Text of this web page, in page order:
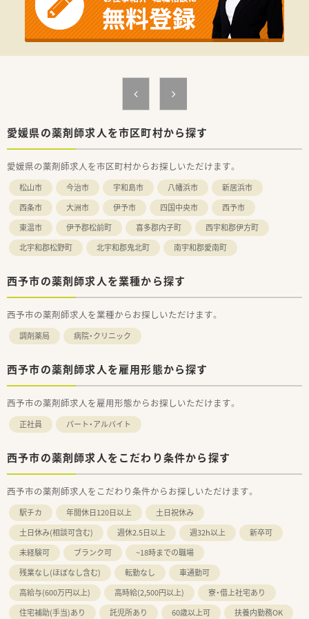
【法人特徴について】
■福岡県に本社を置き、全国43都道府県に680店舗以上を展開す
る業界大手の企業です。
■医療機関の開業支援から事業を展開しているため、医療機関と
■健康サポート薬局の届出数は全国トップクラスであり、地域住
民の健康を支える「かかりつけ薬局」を目指しています。
愛媛県の薬剤師求人を市区町村から探す
愛媛県の薬剤師求人を市区町村からお探しいただけます。
松山市 今治市 宇和島市 八幡浜市
新居浜市
西条市
大洲市 伊予市 四国中央市
西予市
東温市
伊予郡松前町 喜多郡内子町
西宇和郡伊方町
北宇和郡松野町
北宇和郡鬼北町 南宇和郡愛南町
西予市の薬剤師求人を業種から探す
西予市の薬剤師求人を業種からお探しいただけます。
調剤薬局 病院・クリニック
西予市の薬剤師求人を雇用形態から探す
西予市の薬剤師求人を雇用形態からお探しいただけます。
正社員 パート・アルバイト
西予市の薬剤師求人をこだわり条件から探す
西予市の薬剤師求人をこだわり条件からお探しいただけます。
駅チカ 年間休日120日以上
土日祝休み
土日休み(相談可含む)
週休2.5日以上 週32h以上
新卒可
未経験可
ブランク可
~18時までの職場
残業なし(ほぼなし含む)
転勤なし
車通勤可
高給与(600万円以上)
高時給(2,500円以上)
寮・借上社宅あり
住宅補助(手当)あり
託児所あり 60歳以上可
扶養内勤務OK